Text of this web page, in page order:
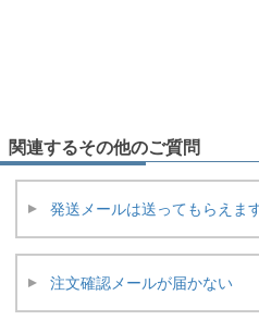
関連するその他のご質問
発送メールは送ってもらえま
注文確認メールが届かない